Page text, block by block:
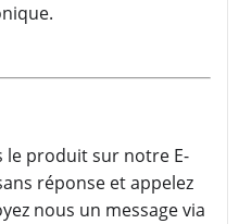
le produit sur notre E-
réponse et appelez
nous un message via